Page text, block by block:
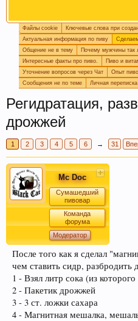
Любое общение,
переносить вчат.
При приеме пива у
дофамин, отвечающий за
удовлетворения. При
вызывает только вкус
любит ли мужчина
при отсутствии алкоголя.
Файлы cookie
Ключевые слова при
Актуальная информация по пиву
Общение не в тему
Почему мужчины так
Интересные факты про пиво.
Пиво и
Уточнение вопросов через Чат
Опыт
Сообщения не по теме
Личная переписка
Регидратация,
дрожжей
1 2 3 4 5 6 → 31
Mc Doc
Сумашедший
пивовар
Команда
форума
Модератор
После того как я сделал
чем ставить сидр, разбродить
1 - Взял литр сока (из
2 - Пакетик дрожжей
3 - 3 ст. ложки сахара
4 - Магнитная мешалка,